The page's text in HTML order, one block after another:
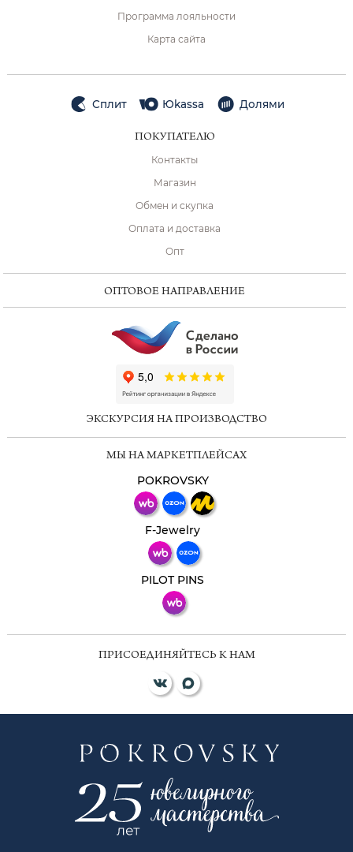
Программа лояльности
Карта сайта
Сплит Юkassa Долями
ПОКУПАТЕЛЮ
Контакты
Магазин
Обмен и скупка
Оплата и доставка
Опт
ОПТОВОЕ НАПРАВЛЕНИЕ
ЭКСКУРСИЯ НА ПРОИЗВОДСТВО
МЫ НА МАРКЕТПЛЕЙСАХ
POKROVSKY
F-Jewelry
PILOT PINS
ПРИСОЕДИНЯЙТЕСЬ К НАМ